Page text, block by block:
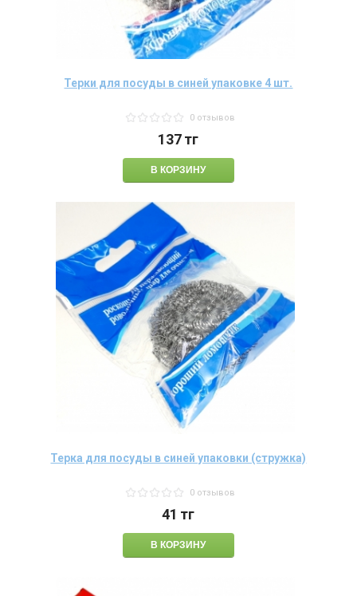
Терки для посуды в синей упаковке 4 шт.
0 отзывов
137тг
Терка для посуды в синей упаковки (стружка)
0 отзывов
41 тг